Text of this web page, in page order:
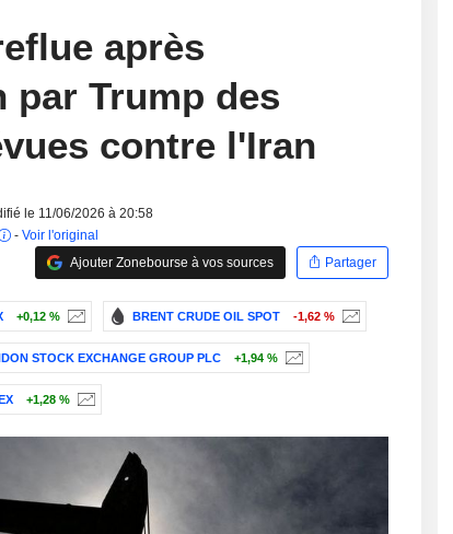
après
par Trump des
contre l'Iran
le 11/06/2026 à 20:58
- Voir l'original
Ajouter Zonebourse à vos sources
Partager
+0,12 % BRENT CRUDE OIL SPOT -1,62 %
STOCK EXCHANGE GROUP PLC +1,94 %
+1,28 %